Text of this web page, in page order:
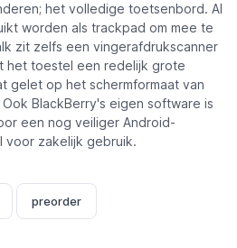
het volledige toetsenbord. Al
worden als trackpad om mee te
zit zelfs een vingerafdrukscanner
het toestel een redelijk grote
gelet op het schermformaat van
BlackBerry's eigen software is
een nog veiliger Android-
voor zakelijk gebruik.
preorder